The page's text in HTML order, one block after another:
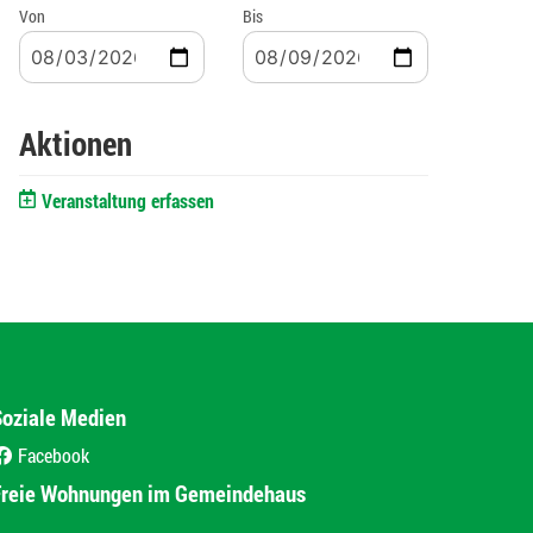
Von Bis
Aktionen
Veranstaltung erfassen
Medien
Facebook
Wohnungen im Gemeindehaus